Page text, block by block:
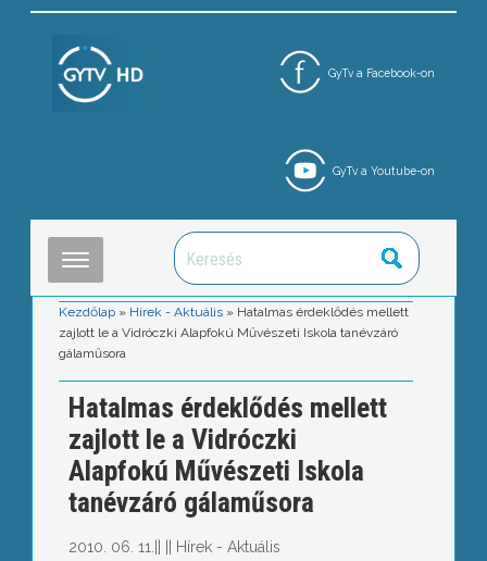
GyTv a Facebook-on
GyTv a Youtube-on
Kezdőlap » Hírek - Aktuális » Hatalmas érdeklődés mellett
zajlott le a Vidróczki Alapfokú Művészeti Iskola tanévzáró
gálaműsora
Hatalmas érdeklődés mellett
zajlott le a Vidróczki
Alapfokú Művészeti Iskola
tanévzáró gálaműsora
2010. 06. 11. Hírek - Aktuális